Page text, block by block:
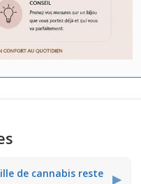
de cannabis reste
▶